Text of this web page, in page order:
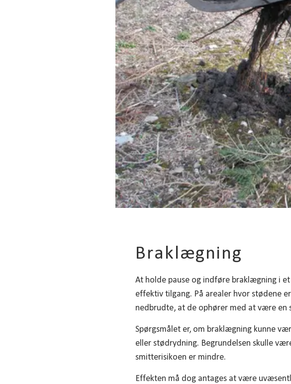
Braklægning
At holde pause og indføre braklægning i
effektiv tilgang. På arealer hvor stødene
nedbrudte, at de ophører med at være en
Spørgsmålet er, om braklægning kunne
eller stødrydning. Begrundelsen skulle
smitterisikoen er mindre.
Effekten må dog antages at være